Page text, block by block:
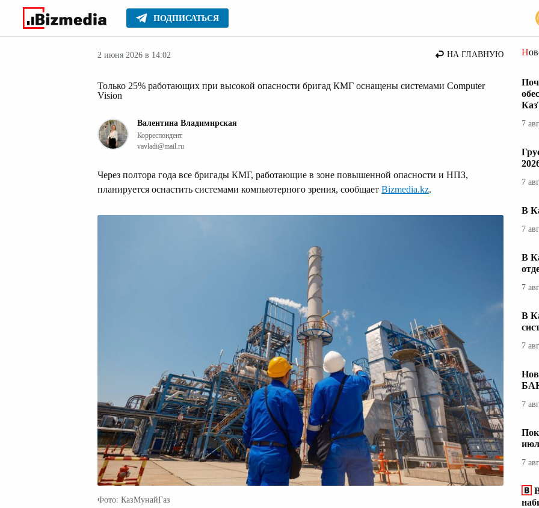
ПОДПИСАТЬСЯ
Главное Прочее
2 июня 2026 в 14:02 НА ГЛАВНУЮ
Только 25% работающих при высокой опасности бригад КМГ оснащены системами Computer
Vision
Валентина Владимирская
Корреспондент
vavladi@mail.ru
Через полтора года все бригады КМГ, работающие в зоне повышенной опасности и НПЗ,
планируется оснастить системами компьютерного зрения, сообщает Bizmedia.kz.
Фото: КазМунайГаз
7
7
В
7
В
7
В
7
7
7